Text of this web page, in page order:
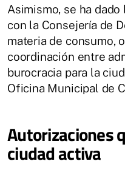
Asimismo, se ha
con la Consejería de
materia de consumo,
coordinación entre
burocracia para la
Oficina Municipal de
Autorizaciones
ciudad activa